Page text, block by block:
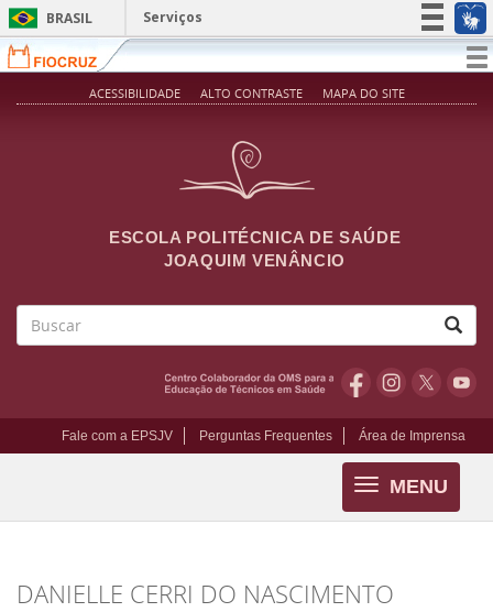
Pular para o conteúdo principal
BRASIL
Serviços
Simplifique!
Participe
ACESSIBILIDADE ALTO CONTRASTE MAPA DO SITE
ESCOLA POLITÉCNICA DE SAÚDE
JOAQUIM VENÂNCIO
Fale com a EPSJV Perguntas Frequentes Área de Imprensa
MENU
Toggle
navigation
DANIELLE CERRI DO NASCIMENTO